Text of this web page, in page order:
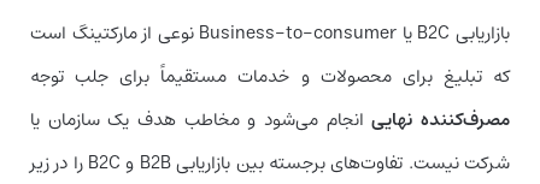
بازاریابی B2C یا Business-to-consumer نوعی از مارکتینگ است
که تبلیغ برای محصولات و خدمات مستقیماً برای جلب توجه
مصرف‌کننده نهاییانجام می‌شود و مخاطب هدف یک سازمان یا
شرکت نیست. تفاوت‌های برجسته بین بازاریابی B2B و ‌‌‌B2C را در زیر